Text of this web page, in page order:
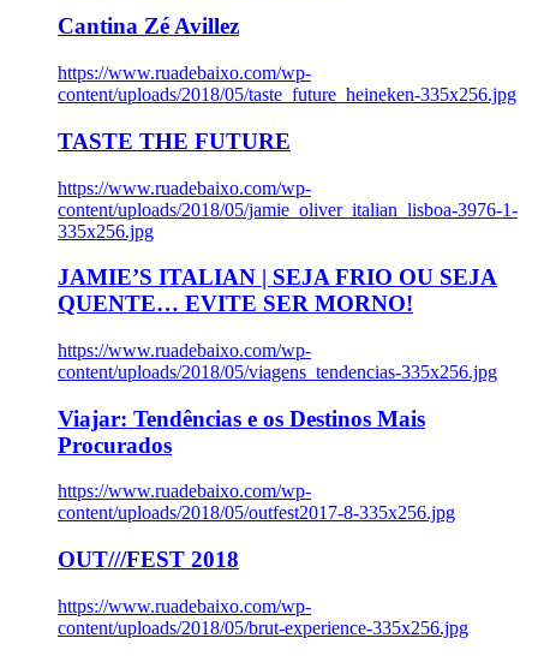
Cantina Zé Avillez
https://www.ruadebaixo.com/wp-
content/uploads/2018/05/taste_future_heineken-335x256.jpg
TASTE THE FUTURE
https://www.ruadebaixo.com/wp-
content/uploads/2018/05/jamie_oliver_italian_lisboa-3976-1-
335x256.jpg
JAMIE’S ITALIAN | SEJA FRIO OU SEJA
QUENTE… EVITE SER MORNO!
https://www.ruadebaixo.com/wp-
content/uploads/2018/05/viagens_tendencias-335x256.jpg
Viajar: Tendências e os Destinos Mais
Procurados
https://www.ruadebaixo.com/wp-
content/uploads/2018/05/outfest2017-8-335x256.jpg
OUT///FEST 2018
https://www.ruadebaixo.com/wp-
content/uploads/2018/05/brut-experience-335x256.jpg